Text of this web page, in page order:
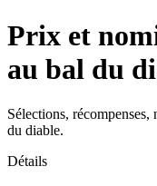
Prix et
au bal du
Sélections,
du diable.
Détails